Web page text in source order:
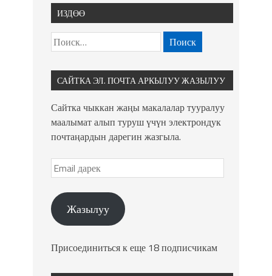
ИЗДӨӨ
САЙТКА ЭЛ. ПОЧТА АРКЫЛУУ ЖАЗЫЛУУ
Сайтка чыккан жаңы макалалар тууралуу
маалымат алып туруш үчүн электрондук
почтаңардын дарегин жазгыла.
Жазылуу
Присоединиться к еще 18 подписчикам